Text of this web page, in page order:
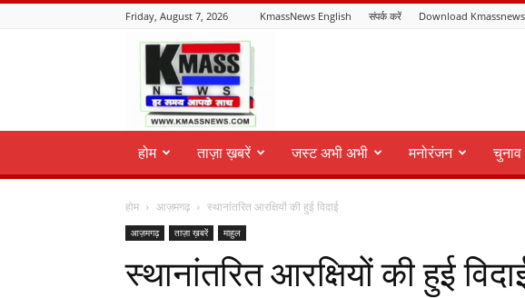
Friday, August 7, 2026 KmassNews English संपर्क करें Download
KmassNews
होम ताज़ा ख़बरें जस्ट अभी अभी मनोरंजन चुनाव
होम आज़मगढ़ स्थानांतरित आरक्षियों की हुई विदाई
आज़मगढ़ ताज़ा ख़बरें माहुल
स्थानांतरित आरक्षियों की हुई